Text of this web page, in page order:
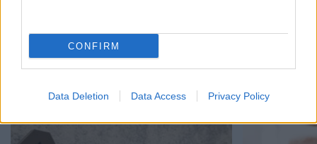
CONFIRM
Data Deletion Data Access Privacy Policy
Προσλήψεις αναπληρωτών 2026: Πόσες
07/08/2026 - 09:40